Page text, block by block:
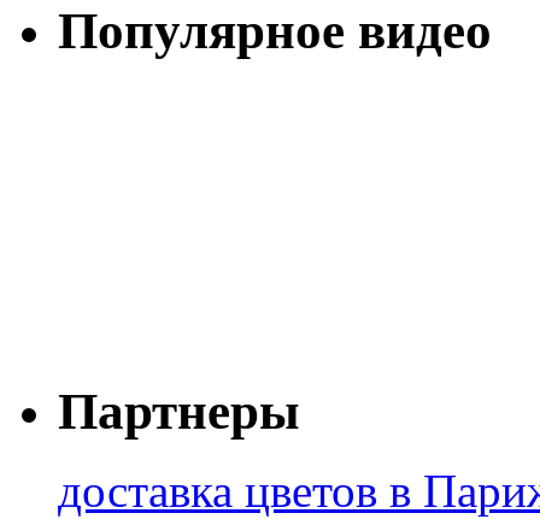
Популярное видео
Партнеры
доставка цветов в